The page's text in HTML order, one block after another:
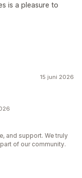
is a pleasure to
15 juni 2026
and support. We truly
of our community.